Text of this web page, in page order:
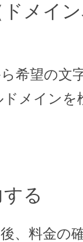
メイ
希望の文
メインを
る
、料金の